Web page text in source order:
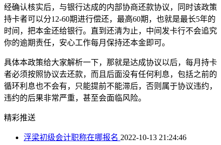
经确认核实后，与银行达成的内部协商还款协议，同时该政策
持卡者可以分12-60期进行偿还，最高60期，也就是最长5年的
时间，把本金还给银行。直到还清为止，中间发卡行不会追究
你的逾期责任，安心工作每月保持还本金即可。
具体本政策给大家解析一下，那就是达成协议以后，每月持卡
者必须按照协议去还款，而且后面没有任何利息，包括之前的
循环利息也不会有，只能提前不能滞后，否则属于协议违约，
违约的后果非常严重，甚至会面临风险。
精彩推送
浮梁初级会计职称在哪报名 2022-10-13 21:24:46